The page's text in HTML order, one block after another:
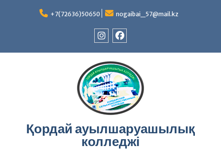
+7(72636)50650 nogaibai_57@mail.kz
Қордай ауылшаруашылық
колледжі